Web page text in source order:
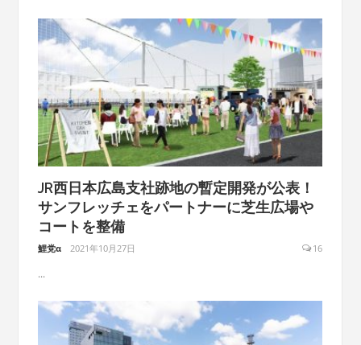
JR西日本広島支社跡地の暫定開発が公表！
サンフレッチェをパートナーに芝生広場や
コートを整備
鯉党α 2021年10月27日 16
...